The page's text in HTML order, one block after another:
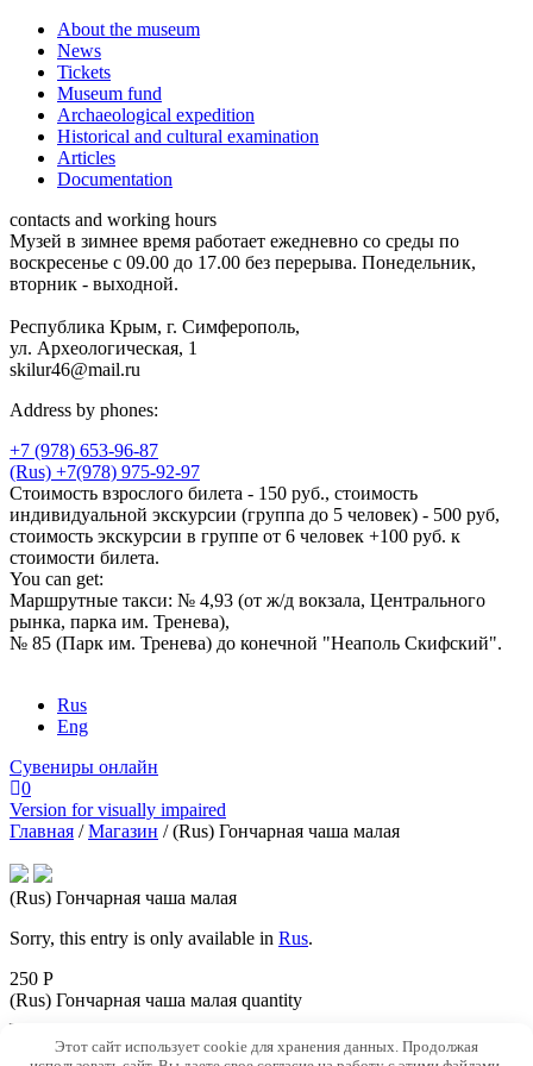
About the museum
News
Tickets
Museum fund
Archaeological expedition
Historical and cultural examination
Articles
Documentation
contacts and working hours
Музей в зимнее время работает ежедневно со среды по
воскресенье с 09.00 до 17.00 без перерыва. Понедельник,
вторник - выходной.
Республика Крым, г. Симферополь,
ул. Археологическая, 1
skilur46@mail.ru
Address by phones:
+7 (978) 653-96-87
(Rus) +7(978) 975-92-97
Стоимость взрослого билета - 150 руб., стоимость
индивидуальной экскурсии (группа до 5 человек) - 500 руб,
стоимость экскурсии в группе от 6 человек +100 руб. к
стоимости билета.
You can get:
Маршрутные такси: № 4,93 (от ж/д вокзала, Центрального
рынка, парка им. Тренева),
№ 85 (Парк им. Тренева) до конечной "Неаполь Скифский".
Rus
Eng
Сувениры онлайн
0
Version for visually impaired
Главная /Магазин /(Rus) Гончарная чаша малая
(Rus) Гончарная чаша малая
Sorry, this entry is only available in Rus.
250 Р
(Rus) Гончарная чаша малая quantity
–
Этот сайт использует cookie для хранения данных. Продолжая